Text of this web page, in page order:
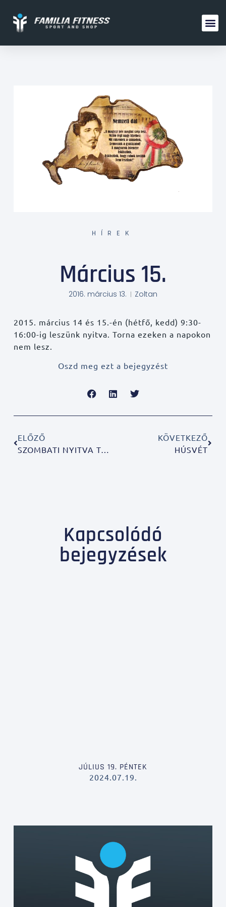
HÍREK
Március 15.
2016. március 13. Zoltan
2015. március 14 és 15.-én (hétfő, kedd) 9:30-
16:00-ig leszünk nyitva. Torna ezeken a napokon
nem lesz.
Oszd meg ezt a bejegyzést
ELŐZŐ
SZOMBATI NYITVA TARTÁS!
KÖVETKEZŐ
HÚSVÉT
Kapcsolódó
bejegyzések
JÚLIUS 19. PÉNTEK
2024.07.19.